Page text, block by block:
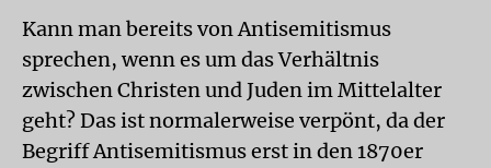
Kann man bereits von Antisemitismus
sprechen, wenn es um das Verhältnis
zwischen Christen und Juden im Mittelalter
geht? Das ist normalerweise verpönt, da der
Begriff Antisemitismus erst in den 1870er